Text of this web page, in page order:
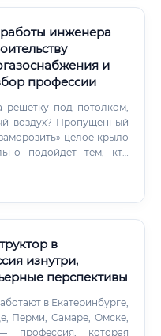
инженера
и
профессии
решетку под потолком,
воздух? Пропущенный
целое крыло
подойдет тем, кто
в
изнутри,
перспективы
в Екатеринбурге,
Перми, Самаре, Омске,
профессия, которая